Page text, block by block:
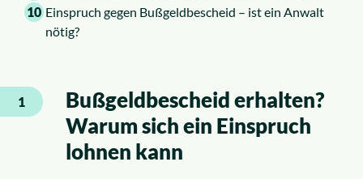
10 Einspruch gegen Bußgeldbescheid – ist ein Anwalt
nötig?
1
Bußgeldbescheid erhalten?
Warum sich ein Einspruch
lohnen kann